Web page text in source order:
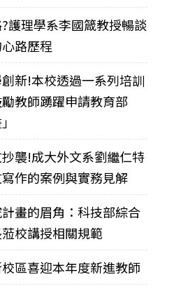
護理學系李國箴教授暢談
路歷程
新!本校透過一系列培訓
教師踴躍申請教育部
襲!成大外文系劉繼仁特
作的案例與實務見解
畫的眉角：科技部綜合
校講授相關規範
區喜迎本年度新進教師